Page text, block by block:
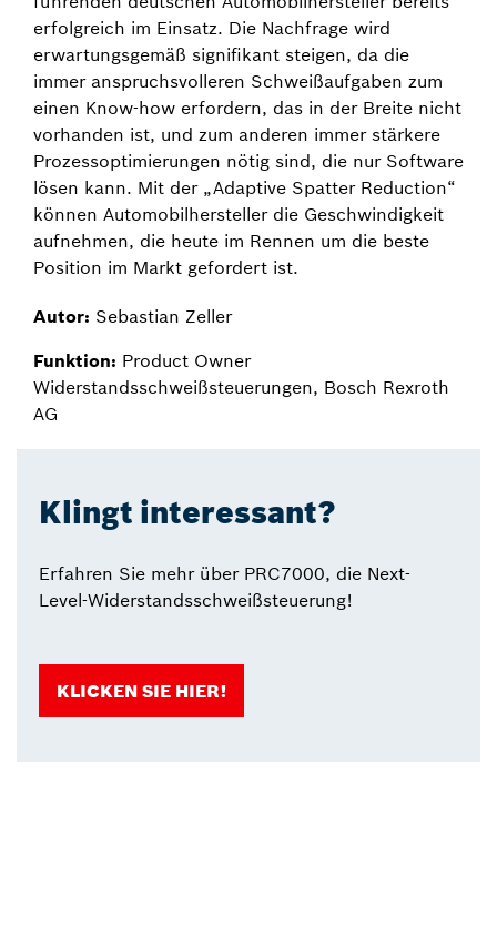
erfolgreich im Einsatz. Die Nachfrage wird
erwartungsgemäß signifikant steigen, da die
immer anspruchsvolleren Schweißaufgaben zum
einen Know-how erfordern, das in der Breite nicht
vorhanden ist, und zum anderen immer stärkere
Prozessoptimierungen nötig sind, die nur Software
lösen kann. Mit der „Adaptive Spatter Reduction“
können Automobilhersteller die Geschwindigkeit
aufnehmen, die heute im Rennen um die beste
Position im Markt gefordert ist.
Autor: Sebastian Zeller
Funktion: Product Owner
Widerstandsschweißsteuerungen, Bosch Rexroth
AG
Klingt interessant?
Erfahren Sie mehr über PRC7000, die Next-
Level-Widerstandsschweißsteuerung!
KLICKEN SIE HIER!